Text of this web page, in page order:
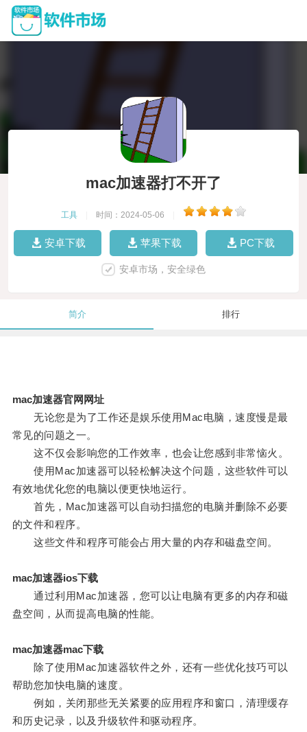
mac加速器打不开了
工具 时间：2024-05-06
安卓下载 苹果下载 PC下载
安卓市场，安全绿色
简介 排行
mac加速器官网网址
无论您是为了工作还是娱乐使用Mac电脑，速度慢是最
常见的问题之一。
这不仅会影响您的工作效率，也会让您感到非常恼火。
使用Mac加速器可以轻松解决这个问题，这些软件可以
有效地优化您的电脑以便更快地运行。
首先，Mac加速器可以自动扫描您的电脑并删除不必要
的文件和程序。
这些文件和程序可能会占用大量的内存和磁盘空间。
mac加速器ios下载
通过利用Mac加速器，您可以让电脑有更多的内存和磁
盘空间，从而提高电脑的性能。
mac加速器mac下载
除了使用Mac加速器软件之外，还有一些优化技巧可以
帮助您加快电脑的速度。
例如，关闭那些无关紧要的应用程序和窗口，清理缓存
和历史记录，以及升级软件和驱动程序。